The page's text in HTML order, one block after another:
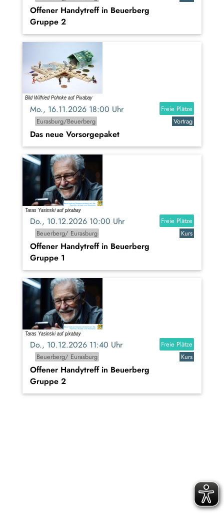
Offener Handytreff in Beuerberg
Gruppe 2
Mo., 16.11.2026 18:00 Uhr
Freie Plätze
Eurasburg/Beuerberg
Vortrag
Das neue Vorsorgepaket
Do., 10.12.2026 10:00 Uhr
Freie Plätze
Beuerberg/ Eurasburg
Kurs
Offener Handytreff in Beuerberg
Gruppe 1
Do., 10.12.2026 11:40 Uhr
Freie Plätze
Beuerberg/ Eurasburg
Kurs
Offener Handytreff in Beuerberg
Gruppe 2